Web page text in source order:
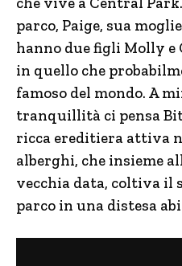
parco, Paige, sua
hanno due figli Molly e
in quello che
famoso del mondo. A
tranquillità ci pensa
ricca ereditiera attiva
alberghi, che insieme
vecchia data, coltiva il
parco in una distesa